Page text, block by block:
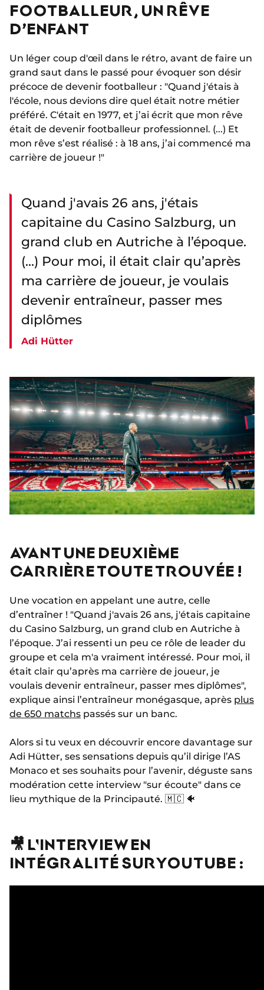
FOOTBALLEUR, UN RÊVE
D’ENFANT
Un léger coup d'œil dans le rétro, avant de faire un
grand saut dans le passé pour évoquer son désir
précoce de devenir footballeur : "Quand j'étais à
l'école, nous devions dire quel était notre métier
préféré. C'était en 1977, et j’ai écrit que mon rêve
était de devenir footballeur professionnel. (...) Et
mon rêve s’est réalisé : à 18 ans, j’ai commencé ma
carrière de joueur !"
Quand j'avais 26 ans, j'étais
capitaine du Casino Salzburg, un
grand club en Autriche à l’époque.
(...) Pour moi, il était clair qu’après
ma carrière de joueur, je voulais
devenir entraîneur, passer mes
diplômes
Adi Hütter
AVANT UNE DEUXIÈME
CARRIÈRE TOUTE TROUVÉE !
Une vocation en appelant une autre, celle
d’entraîner ! "Quand j'avais 26 ans, j'étais capitaine
du Casino Salzburg, un grand club en Autriche à
l’époque. J’ai ressenti un peu ce rôle de leader du
groupe et cela m'a vraiment intéressé. Pour moi, il
était clair qu’après ma carrière de joueur, je
voulais devenir entraîneur, passer mes diplômes",
explique ainsi l’entraîneur monégasque, après plus
de 650 matchs passés sur un banc.
Alors si tu veux en découvrir encore davantage sur
Adi Hütter, ses sensations depuis qu’il dirige l’AS
Monaco et ses souhaits pour l’avenir, déguste sans
modération cette interview "sur écoute" dans ce
lieu mythique de la Principauté. 🇲🇨 🐠
🎥 L'INTERVIEW EN
INTÉGRALITÉ SUR YOUTUBE :